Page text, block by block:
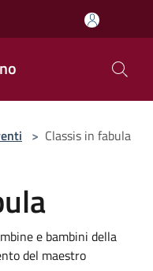
> Classis in fabula
e bambini della
del maestro